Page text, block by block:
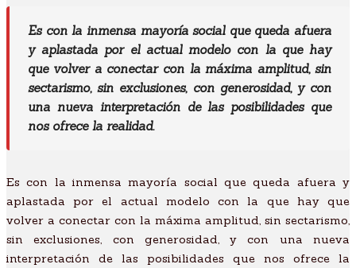
Es con la inmensa mayoría social que queda afuera
y aplastada por el actual modelo con la que hay
que volver a conectar con la máxima amplitud, sin
sectarismo, sin exclusiones, con generosidad, y con
una nueva interpretación de las posibilidades que
nos ofrece la realidad.
Es con la inmensa mayoría social que queda afuera y
aplastada por el actual modelo con la que hay que
volver a conectar con la máxima amplitud, sin sectarismo,
sin exclusiones, con generosidad, y con una nueva
interpretación de las posibilidades que nos ofrece la